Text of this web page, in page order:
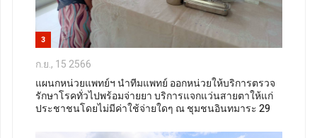
3
ก.ย., 15 2566
แผนกหน่วยแพทย์ฯ นำทีมแพทย์ ออกหน่วยให้บริการตรวจ
รักษาโรคทั่วไปพร้อมจ่ายยา บริการแจกแว่นสายตาให้แก่
ประชาชนโดยไม่มีค่าใช้จ่ายใดๆ ณ ชุมชนอินทมาระ 29